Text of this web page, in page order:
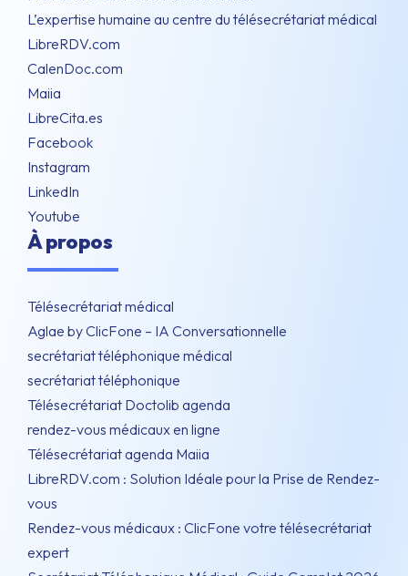
L’expertise humaine au centre du télésecrétariat médical
LibreRDV.com
CalenDoc.com
Maiia
LibreCita.es
Facebook
Instagram
LinkedIn
Youtube
À propos
Télésecrétariat médical
Aglae by ClicFone – IA Conversationnelle
secrétariat téléphonique médical
secrétariat téléphonique
Télésecrétariat Doctolib agenda
rendez-vous médicaux en ligne
Télésecrétariat agenda Maiia
LibreRDV.com : Solution Idéale pour la Prise de Rendez-
vous
Rendez-vous médicaux : ClicFone votre télésecrétariat
expert